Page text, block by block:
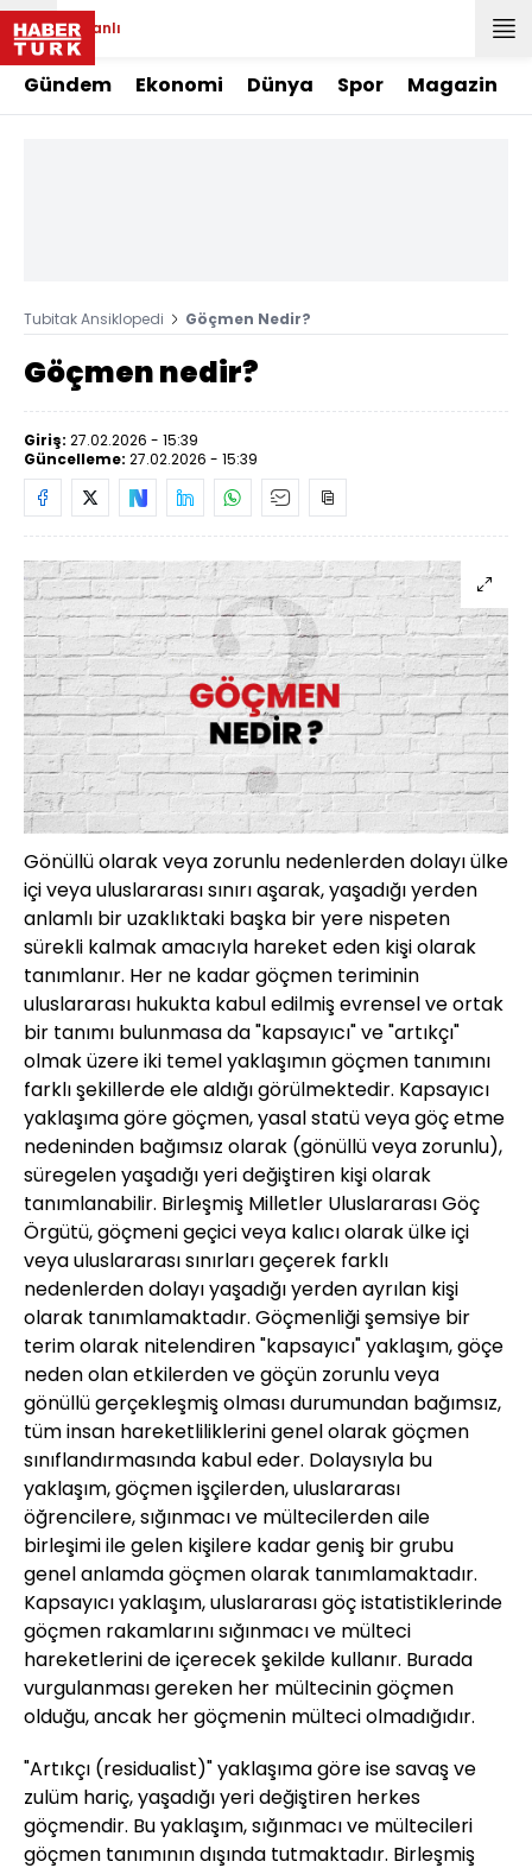
Canlı
Gündem Ekonomi Dünya Spor Magazin
Tubitak Ansiklopedi Göçmen Nedir?
Göçmen nedir?
Giriş: 27.02.2026 - 15:39
Güncelleme: 27.02.2026 - 15:39
Gönüllü olarak veya zorunlu nedenlerden dolayı ülke
içi veya uluslararası sınırı aşarak, yaşadığı yerden
anlamlı bir uzaklıktaki başka bir yere nispeten
sürekli kalmak amacıyla hareket eden kişi olarak
tanımlanır. Her ne kadar göçmen teriminin
uluslararası hukukta kabul edilmiş evrensel ve ortak
bir tanımı bulunmasa da "kapsayıcı" ve "artıkçı"
olmak üzere iki temel yaklaşımın göçmen tanımını
farklı şekillerde ele aldığı görülmektedir. Kapsayıcı
yaklaşıma göre göçmen, yasal statü veya göç etme
nedeninden bağımsız olarak (gönüllü veya zorunlu),
süregelen yaşadığı yeri değiştiren kişi olarak
tanımlanabilir. Birleşmiş Milletler Uluslararası Göç
Örgütü, göçmeni geçici veya kalıcı olarak ülke içi
veya uluslararası sınırları geçerek farklı
nedenlerden dolayı yaşadığı yerden ayrılan kişi
olarak tanımlamaktadır. Göçmenliği şemsiye bir
terim olarak nitelendiren "kapsayıcı" yaklaşım, göçe
neden olan etkilerden ve göçün zorunlu veya
gönüllü gerçekleşmiş olması durumundan bağımsız,
tüm insan hareketliliklerini genel olarak göçmen
sınıflandırmasında kabul eder. Dolaysıyla bu
yaklaşım, göçmen işçilerden, uluslararası
öğrencilere, sığınmacı ve mültecilerden aile
birleşimi ile gelen kişilere kadar geniş bir grubu
genel anlamda göçmen olarak tanımlamaktadır.
Kapsayıcı yaklaşım, uluslararası göç istatistiklerinde
göçmen rakamlarını sığınmacı ve mülteci
hareketlerini de içerecek şekilde kullanır. Burada
vurgulanması gereken her mültecinin göçmen
olduğu, ancak her göçmenin mülteci olmadığıdır.
"Artıkçı (residualist)" yaklaşıma göre ise savaş ve
zulüm hariç, yaşadığı yeri değiştiren herkes
göçmendir. Bu yaklaşım, sığınmacı ve mültecileri
göçmen tanımının dışında tutmaktadır. Birleşmiş